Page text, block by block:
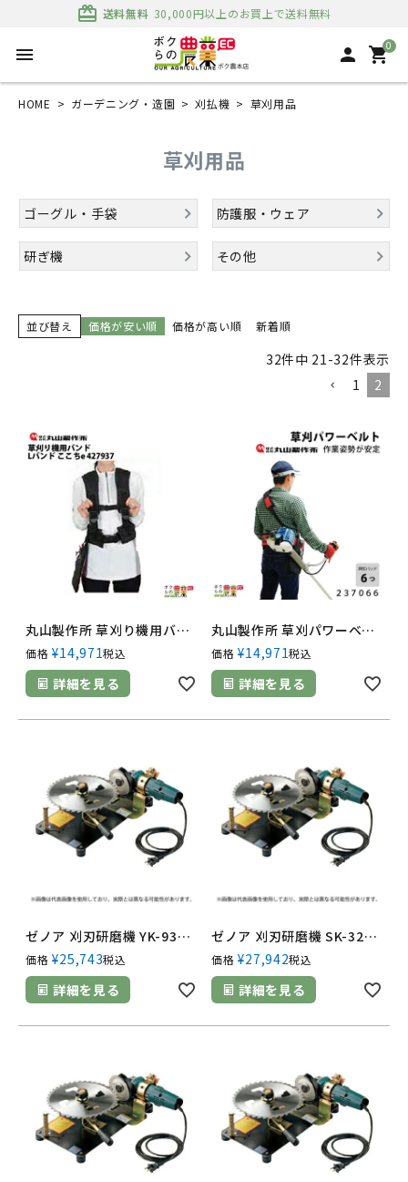
card_giftcard 送料無料 30,000円以上のお買上で送料無料
menu person 0
shopping_cart
HOME ガーデニング・造園 刈払機 草刈用品
草刈用品
ゴーグル・手袋 防護服・ウェア
研ぎ機 その他
並び替え 価格が安い順 価格が高い順 新着順
32件中 21-32件表示
1
2
丸山製作所 草刈り機用バンド Lバンド ここちe 427937 刈払機 草刈り機
価格 ¥14,971税込
詳細を見る
丸山製作所 草刈パワーベルト 237066 ガーデニング 造園 刈払機
価格 ¥14,971税込
詳細を見る
ゼノア 刈刃研磨機 YK-930N 369992236 チップソー用 グラインダなし
価格 ¥25,743税込
詳細を見る
ゼノア 刈刃研磨機 SK-320N 629906089
価格 ¥27,942税込
詳細を見る